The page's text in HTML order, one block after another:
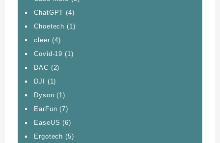
ChatGPT (4)
Choetech (1)
cleer (4)
Covid-19 (1)
DAC (2)
DJI
(1)
Dyson (1)
EarFun (7)
EaseUS (6)
Ergotech (5)